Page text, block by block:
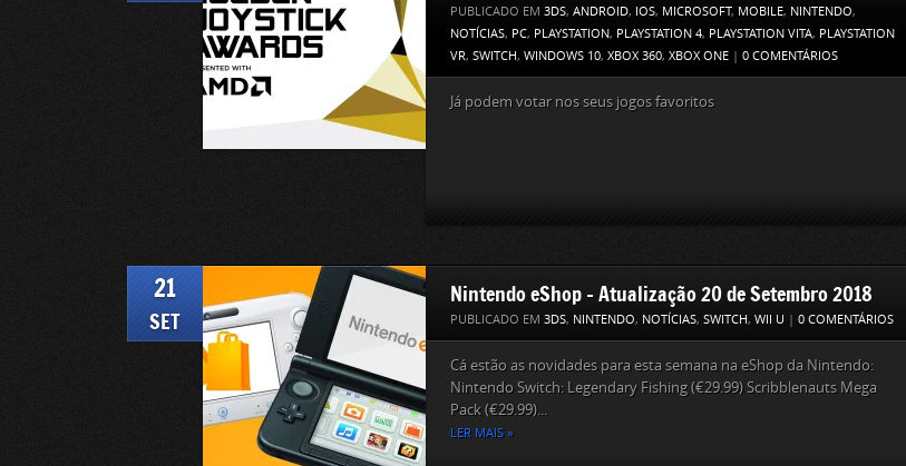
PUBLICADO EM 3DS, ANDROID, IOS, MICROSOFT, MOBILE, NINTENDO,
NOTÍCIAS, PC, PLAYSTATION, PLAYSTATION 4, PLAYSTATION VITA, PLAYSTATION
VR, SWITCH, WINDOWS 10, XBOX 360, XBOX ONE | 0 COMENTÁRIOS
Já podem votar nos seus jogos favoritos
21
SET
Nintendo eShop – Atualização 20 de Setembro 2018
PUBLICADO EM 3DS, NINTENDO, NOTÍCIAS, SWITCH, WII U | 0 COMENTÁRIOS
Cá estão as novidades para esta semana na eShop da Nintendo:
Nintendo Switch: Legendary Fishing (€29.99) Scribblenauts Mega
Pack (€29.99)...
LER MAIS »